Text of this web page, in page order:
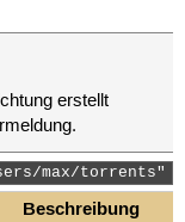
erstellt
max/torrents"
Beschreibung